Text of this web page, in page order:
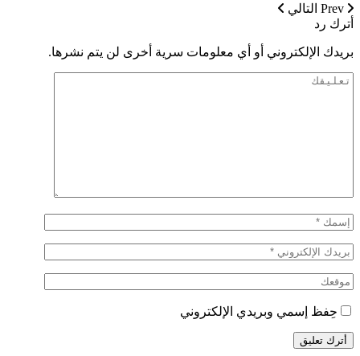
التالي
أترك رد
بريدك الإلكتروني أو أي معلومات سرية أخرى لن يتم نشرها.
حِفظ إسمي وبريدي الإلكتروني